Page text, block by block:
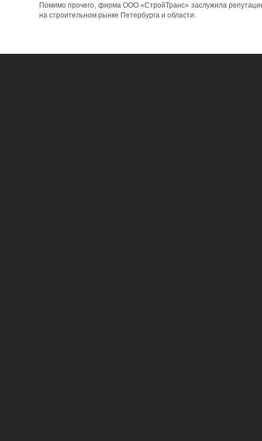
Помимо прочего, фирма ООО «СтройТранс» заслужила
на строительном рынке Петербурга и области.